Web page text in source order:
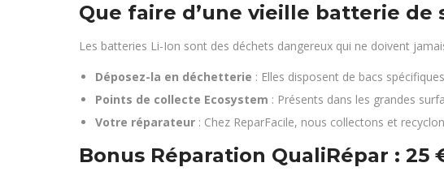
Que faire d’une vieille batterie de
Les batteries Li-Ion sont des déchets dangereux qui ne doivent
Déposez-la en déchetterie : Elles disposent de bacs
Points de collecte Ecosystem : Présents dans les grandes
Votre réparateur : Chez ReparFacile, nous collectons et
Bonus Réparation QualiRépar : 25